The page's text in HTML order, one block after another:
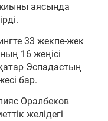
аясында
33 жекпе-жек
16 жеңісі
Эспадастың
бар.
Оралбеков
желідегі